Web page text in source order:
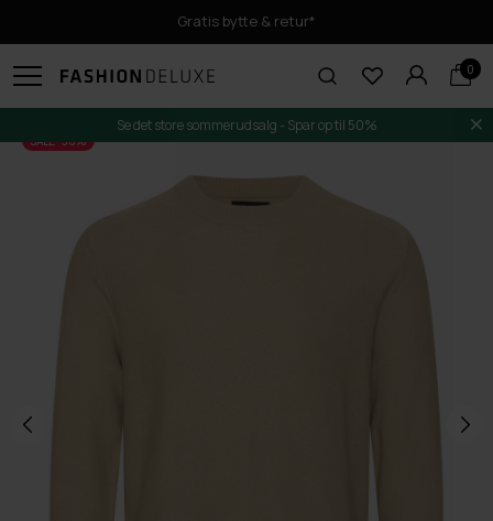
Gratis bytte & retur*
0
Se det store sommerudsalg - Spar op til 50%
SALE -30%